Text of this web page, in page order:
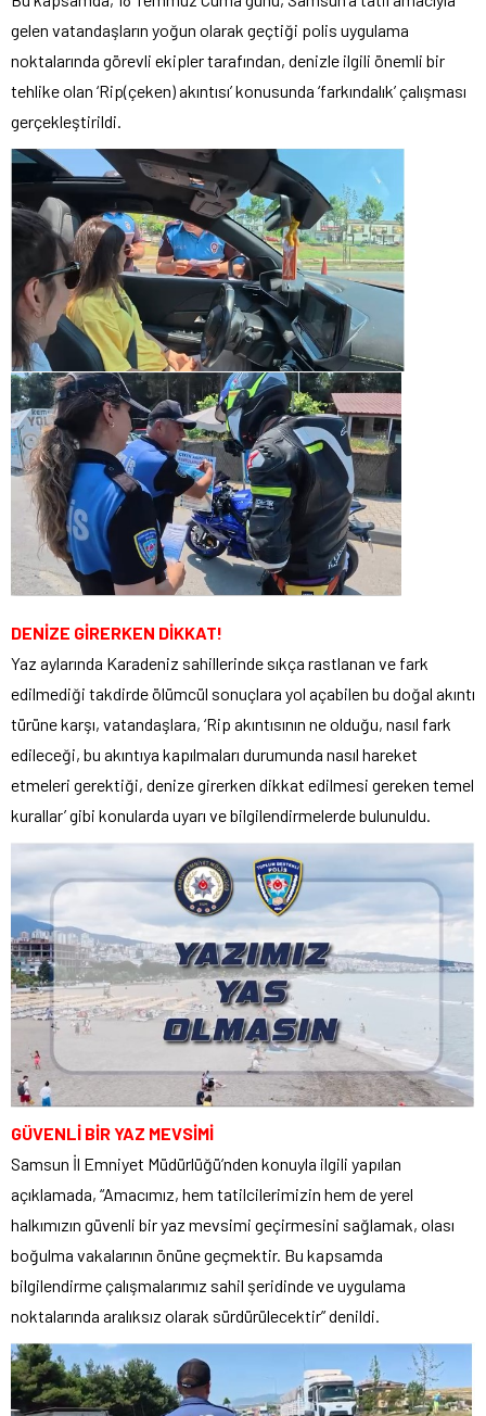
gelen vatandaşların yoğun olarak geçtiği polis uygulama
noktalarında görevli ekipler tarafından, denizle ilgili önemli bir
tehlike olan ‘Rip(çeken) akıntısı’ konusunda ‘farkındalık’ çalışması
gerçekleştirildi.
DENİZE GİRERKEN DİKKAT!
Yaz aylarında Karadeniz sahillerinde sıkça rastlanan ve fark
edilmediği takdirde ölümcül sonuçlara yol açabilen bu doğal akıntı
türüne karşı, vatandaşlara, ‘Rip akıntısının ne olduğu, nasıl fark
edileceği, bu akıntıya kapılmaları durumunda nasıl hareket
etmeleri gerektiği, denize girerken dikkat edilmesi gereken temel
kurallar’ gibi konularda uyarı ve bilgilendirmelerde bulunuldu.
GÜVENLİ BİR YAZ MEVSİMİ
Samsun İl Emniyet Müdürlüğü’nden konuyla ilgili yapılan
açıklamada, “Amacımız, hem tatilcilerimizin hem de yerel
halkımızın güvenli bir yaz mevsimi geçirmesini sağlamak, olası
boğulma vakalarının önüne geçmektir. Bu kapsamda
bilgilendirme çalışmalarımız sahil şeridinde ve uygulama
noktalarında aralıksız olarak sürdürülecektir” denildi.